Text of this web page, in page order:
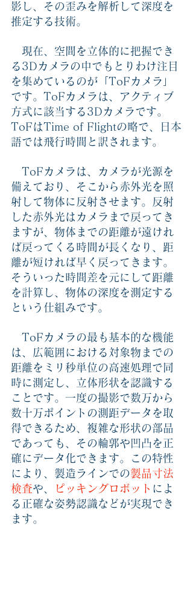
影し、その歪みを解析して深度を
推定する技術。
現在、空間を立体的に把握でき
る3Dカメラの中でもとりわけ注目
を集めているのが「ToFカメラ」
です。ToFカメラは、アクティブ
方式に該当する3Dカメラです。
ToFはTime of Flightの略で、日本
語では飛行時間と訳されます。
ToFカメラは、カメラが光源を
備えており、そこから赤外光を照
射して物体に反射させます。反射
した赤外光はカメラまで戻ってき
ますが、物体までの距離が遠けれ
ば戻ってくる時間が長くなり、距
離が短ければ早く戻ってきます。
そういった時間差を元にして距離
を計算し、物体の深度を測定する
という仕組みです。
ToFカメラの最も基本的な機能
は、広範囲における対象物までの
距離をミリ秒単位の高速処理で同
時に測定し、立体形状を認識する
ことです。一度の撮影で数万から
数十万ポイントの測距データを取
得できるため、複雑な形状の部品
であっても、その輪郭や凹凸を正
確にデータ化できます。この特性
により、製造ラインでの製品寸法
検査や、 ピッキングロボット によ
る正確な姿勢認識などが実現でき
ます。